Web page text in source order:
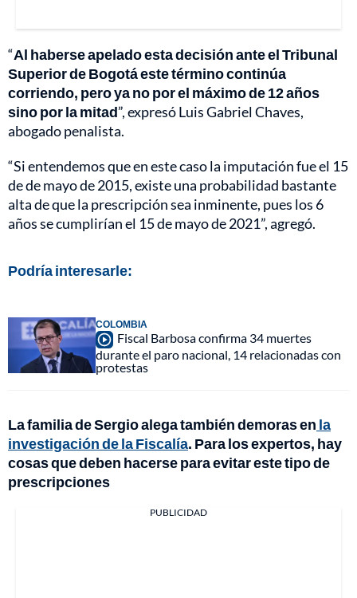
“Al haberse apelado esta decisión ante el Tribunal
Superior de Bogotá este término continúa
corriendo, pero ya no por el máximo de 12 años
sino por la mitad”, expresó Luis Gabriel Chaves,
abogado penalista.
“Si entendemos que en este caso la imputación fue el 15
de de mayo de 2015, existe una probabilidad bastante
alta de que la prescripción sea inminente, pues los 6
años se cumplirían el 15 de mayo de 2021”, agregó.
Podría interesarle:
COLOMBIA
Fiscal Barbosa confirma 34 muertes
durante el paro nacional, 14 relacionadas con
protestas
La familia de Sergio alega también demoras en la
investigación de la Fiscalía. Para los expertos, hay
cosas que deben hacerse para evitar este tipo de
prescripciones
PUBLICIDAD